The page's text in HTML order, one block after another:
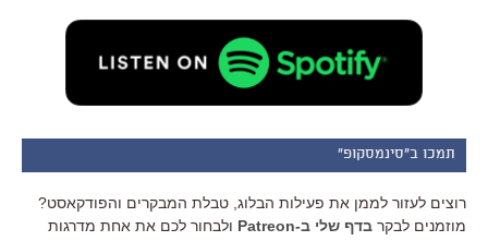
תמכו ב"סינמסקופ"
רוצים לעזור לממן את פעילות הבלוג, טבלת המבקרים והפודקאסט?
מוזמנים לבקר בדף שלי ב-Patreon
ולבחור לכם את אחת מדרגות